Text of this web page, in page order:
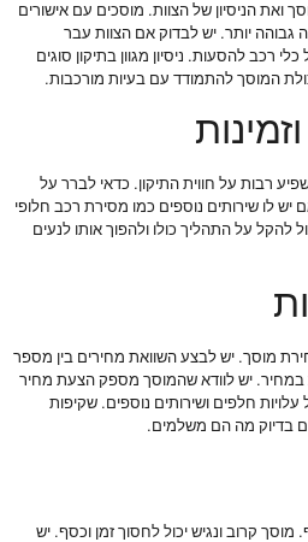
הניסיון של הצוות. מוסכים עם אישורים
גבוהה יותר. יש לבדוק אם הצוות עבר
רכב להסעות. ניסיון מגוון בתיקון סוגים
המוסך להתמודד עם בעיות מורכבות.
רבות על חווית התיקון. כדאי לברר על
יש לו שירותים נוספים כמו מסירת רכב חלופי
להקל על התהליך כולו ולהפוך אותו לנעים
מוסך. יש לבצע השוואת מחירים בין מספר
במחיר. יש לוודא שהמוסך מספק הצעת מחיר
חלפים ושירותים נוספים. שקיפות
בדיוק מה הם משלמים.
קרוב ונגיש יכול לחסוך זמן וכסף. יש